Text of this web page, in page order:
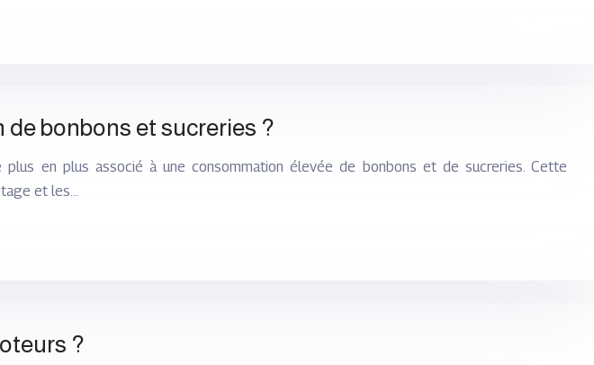
bonbons et sucreries ?
en plus associé à une consommation élevée de bonbons et de sucreries. Cette
et les…
?